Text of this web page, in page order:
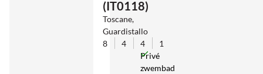
(IT0118)
Toscane,
Guardistallo
8
4 4
1
Privé
zwembad